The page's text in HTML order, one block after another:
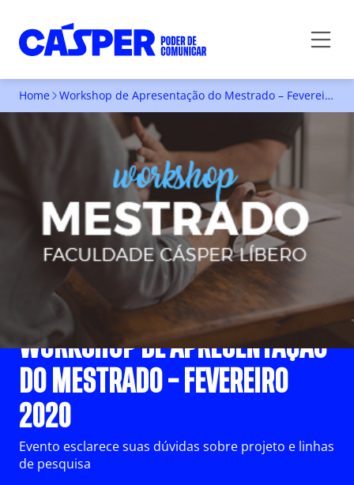
Home Workshop de Apresentação do Mestrado – Fevereiro 2020
WORKSHOP DE APRESENTAÇÃO
DO MESTRADO – FEVEREIRO
2020
Evento esclarece suas dúvidas sobre projeto e linhas
de pesquisa